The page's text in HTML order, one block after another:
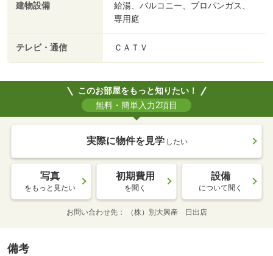
建物設備
給湯、バルコニー、プロパンガス、
専用庭
テレビ・通信 ＣＡＴＶ
このお部屋をもっと知りたい！
無料・簡単入力2項目
実際に物件を見学 したい
写真
をもっと見たい
初期費用
を聞く
設備
について聞く
お問い合わせ先 （株）別大興産 日出店
備考